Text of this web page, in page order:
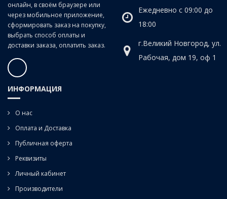
онлайн, в своём браузере или
через мобильное приложение,
сформировать заказ на покупку,
выбрать способ оплаты и
доставки заказа, оплатить заказ.
Ежедневно с 09:00 до
18:00
г.Великий Новгород, ул.
Рабочая, дом 19, оф 1
ИНФОРМАЦИЯ
О нас
Оплата и Доставка
Публичная оферта
Реквизиты
Личный кабинет
Производители